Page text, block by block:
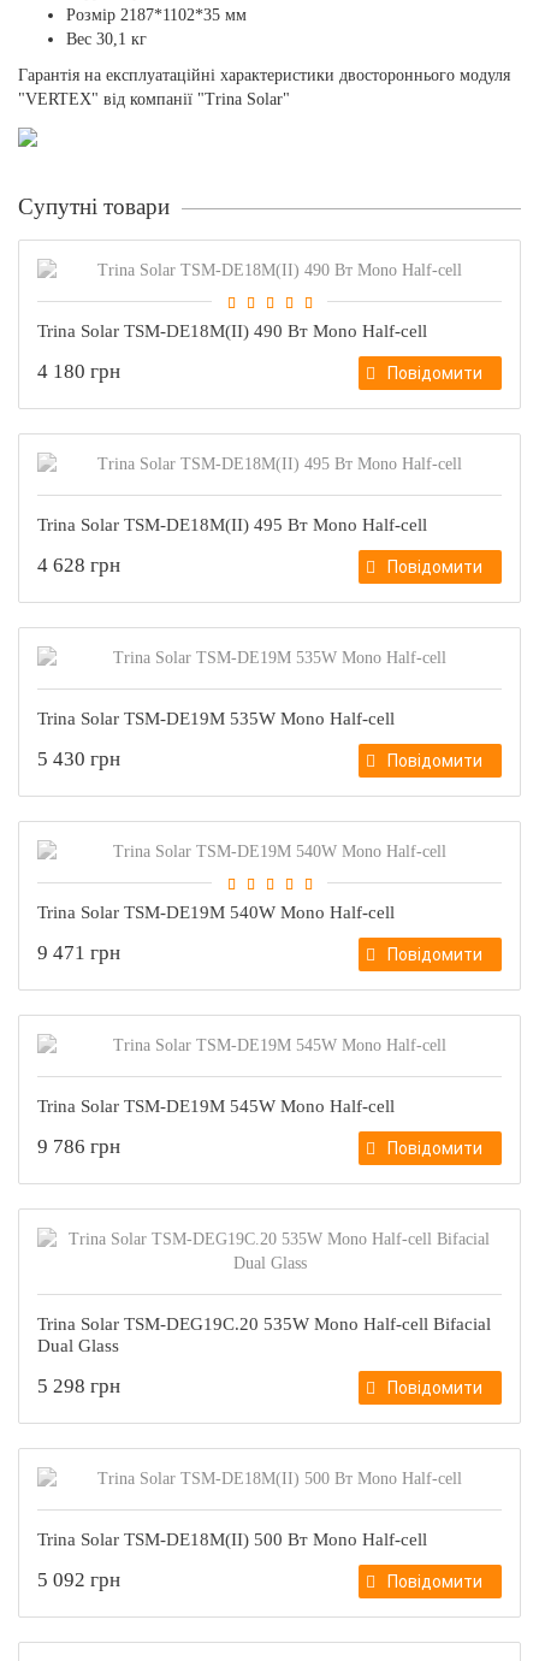
Розмір 2187*1102*35 мм
Вес 30,1 кг
Гарантія на експлуатаційні характеристики двостороннього модуля
"VERTEX" від компанії "Trina Solar"
Супутні товари
Trina Solar TSM-DE18M(II) 490 Вт Mono Half-cell
4 180 грн Повідомити
Trina Solar TSM-DE18M(II) 495 Вт Mono Half-cell
4 628 грн Повідомити
Trina Solar TSM-DE19M 535W Mono Half-cell
5 430 грн Повідомити
Trina Solar TSM-DE19M 540W Mono Half-cell
9 471 грн Повідомити
Trina Solar TSM-DE19M 545W Mono Half-cell
9 786 грн Повідомити
Trina Solar TSM-DEG19C.20 535W Mono Half-cell Bifacial
Dual Glass
5 298 грн Повідомити
Trina Solar TSM-DE18M(II) 500 Вт Mono Half-cell
5 092 грн Повідомити